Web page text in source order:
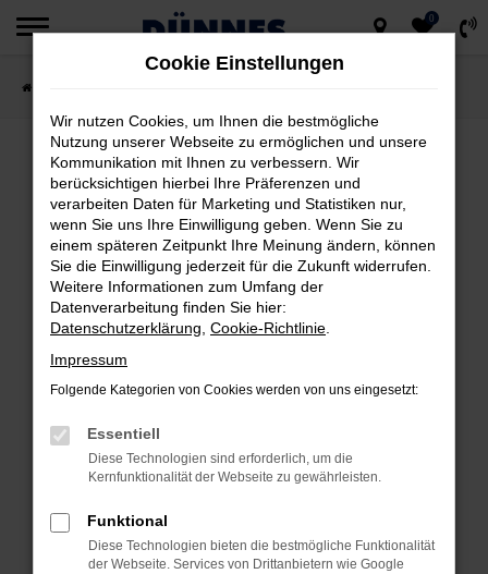
Zum
springen
0
FEHLER: NETWORK ERROR
Beim Laden ist ein Fehler aufgetreten.
Hier sind ein paar Tipps, die dir helfen können:
Überprüfe deine Firewall und deine
Internetverbindung.
Laden andere Webseiten, zum Beispiel
deine Suchmaschine?
Prüfe deine Browsererweiterungen.
Manche Erweiterungen, wie Werbeblocker,
können das Laden bestimmter Seiten
anderen Browser oder in einem privaten
Fenster?
Cookie Einstellungen
Wir nutzen Cookies, um Ihnen die bestmögliche
Nutzung unserer Webseite zu ermöglichen und unsere
Kommunikation mit Ihnen zu verbessern. Wir
berücksichtigen hierbei Ihre Präferenzen und
verarbeiten Daten für Marketing und Statistiken nur,
wenn Sie uns Ihre Einwilligung geben. Wenn Sie zu
einem späteren Zeitpunkt Ihre Meinung ändern, können
Sie die Einwilligung jederzeit für die Zukunft widerrufen.
Weitere Informationen zum Umfang der
Datenverarbeitung finden Sie hier:
Datenschutzerklärung Cookie-Richtlinie
Impressum
Folgende Kategorien von Cookies werden von uns eingesetzt:
Essentiell
Diese Technologien sind erforderlich, um die
Kernfunktionalität der Webseite zu gewährleisten.
Funktional
Diese Technologien bieten die bestmögliche Funktionalität
der Webseite. Services von Drittanbietern wie Google